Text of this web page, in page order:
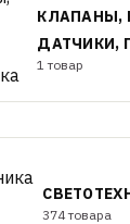
КЛАПАНЫ,
ДАТЧИКИ,
1 товар
374 товара